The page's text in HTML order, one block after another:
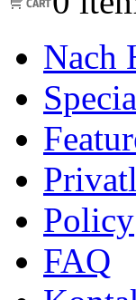
Nach
Policy
FAQ